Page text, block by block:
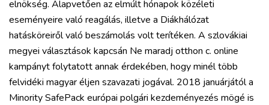
elnökség. Alapvetően az elmúlt hónapok közéleti
eseményeire való reagálás, illetve a Diákhálózat
hatásköreiről való beszámolás volt terítéken. A szlovákiai
megyei választások kapcsán Ne maradj otthon c. online
kampányt folytatott annak érdekében, hogy minél több
felvidéki magyar éljen szavazati jogával. 2018 januárjától a
Minority SafePack európai polgári kezdeményezés mögé is